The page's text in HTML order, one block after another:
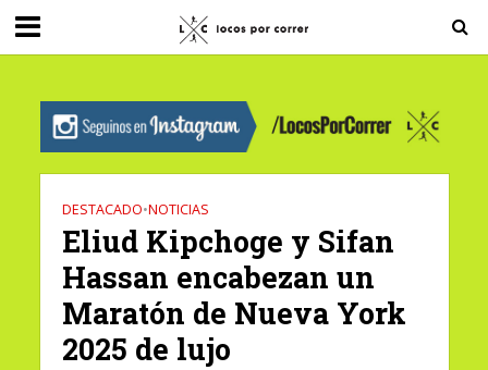
G-0X2PD3RFLV
DESTACADO•NOTICIAS
Eliud Kipchoge y Sifan
Hassan encabezan un
Maratón de Nueva York
2025 de lujo